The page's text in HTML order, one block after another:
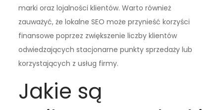
marki oraz lojalności klientów. Warto również
zauważyć, że lokalne SEO może przynieść korzyści
finansowe poprzez zwiększenie liczby klientów
odwiedzających stacjonarne punkty sprzedaży lub
korzystających z usług firmy.
Jakie są